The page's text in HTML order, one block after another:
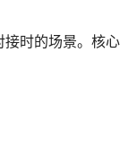
时的场景。核心